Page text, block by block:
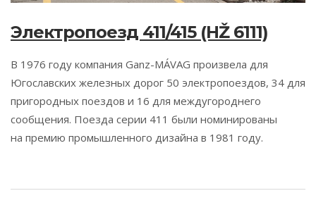
Электропоезд 411/415 (HŽ 6111)
В 1976 году компания Ganz-MÁVAG произвела для
Югославских железных дорог 50 электропоездов, 34 для
пригородных поездов и 16 для междугороднего
сообщения. Поезда серии 411 были номинированы
на премию промышленного дизайна в 1981 году.